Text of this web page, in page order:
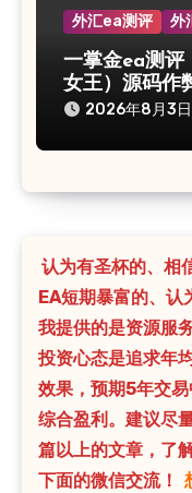
外汇ea测评 外
一掌金ea测
女王）源码作
2026年8月3日
认为有圣杯的、相
EA短期暴富的、认
我提供的是资源服
投资心态是追求年
效果，预期5年交
综合盈利。建议尽
篇以上的文章，了
下面的微信交流！